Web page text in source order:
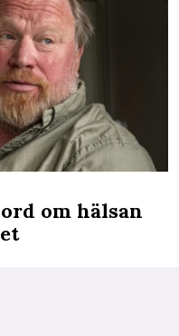
om hälsan